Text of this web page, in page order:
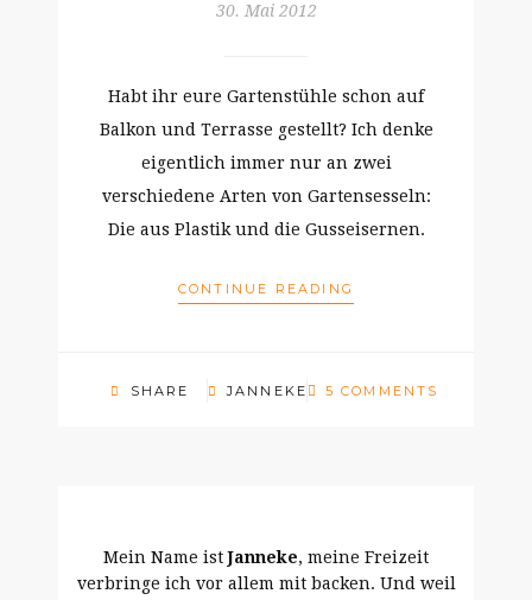
30. Mai 2012
Habt ihr eure Gartenstühle schon auf
Balkon und Terrasse gestellt? Ich denke
eigentlich immer nur an zwei
verschiedene Arten von Gartensesseln:
Die aus Plastik und die Gusseisernen.
CONTINUE READING
SHARE JANNEKE 5 COMMENTS
Mein Name istJanneke, meine Freizeit
verbringe ich vor allem mit backen. Und weil